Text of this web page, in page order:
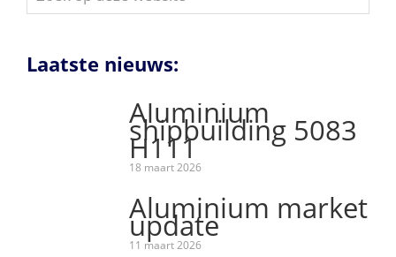
op
website
Laatste nieuws:
Aluminium
shipbuilding 5083
H111
18 maart 2026
Aluminium market
update
11 maart 2026